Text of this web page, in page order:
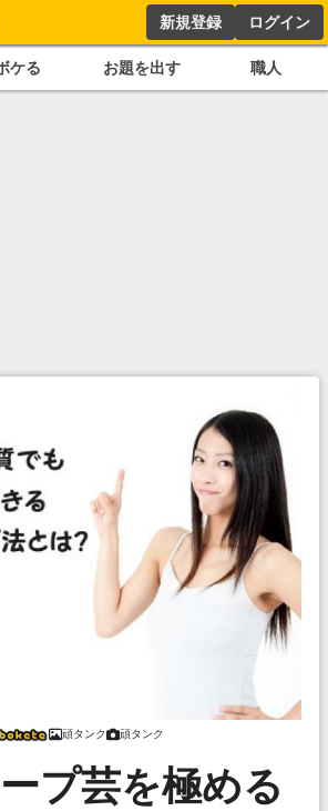
新規登録 ログイン
ケる お題を出す 職人
頑タンク 頑タンク
プ芸を極める